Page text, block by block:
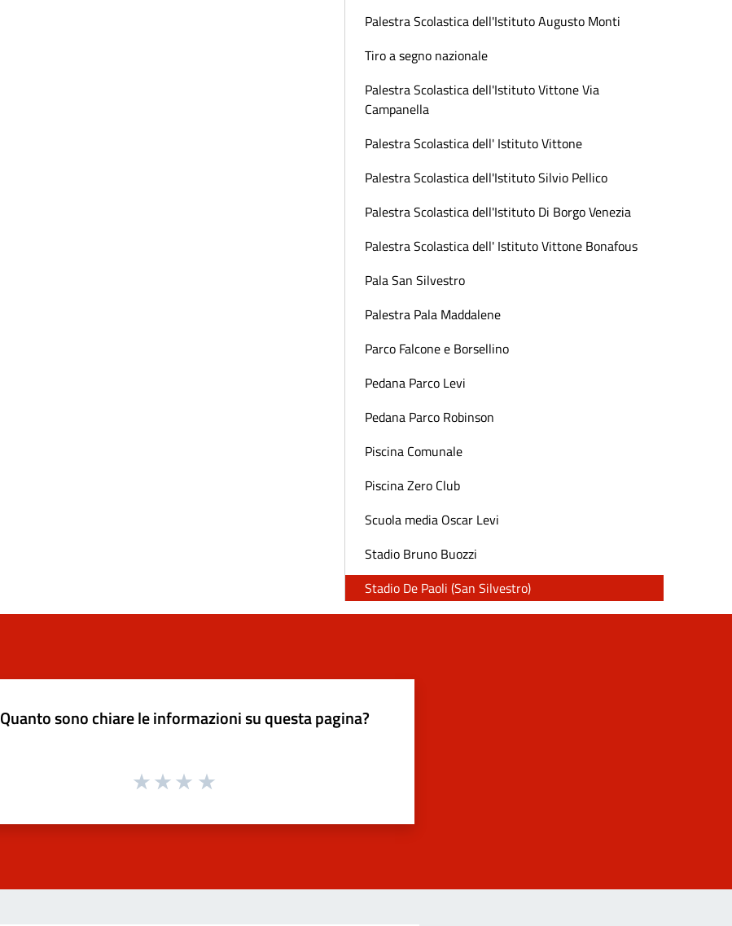
Palestra Scolastica dell'Istituto Augusto Monti
Tiro a segno nazionale
Palestra Scolastica dell'Istituto Vittone Via
Campanella
Palestra Scolastica dell' Istituto Vittone
Palestra Scolastica dell'Istituto Silvio Pellico
Palestra Scolastica dell'Istituto Di Borgo Venezia
Palestra Scolastica dell' Istituto Vittone Bonafous
Pala San Silvestro
Palestra Pala Maddalene
Parco Falcone e Borsellino
Pedana Parco Levi
Pedana Parco Robinson
Piscina Comunale
Piscina Zero Club
Scuola media Oscar Levi
Stadio Bruno Buozzi
Stadio De Paoli (San Silvestro)
Quanto sono chiare le informazioni su questa pagina?